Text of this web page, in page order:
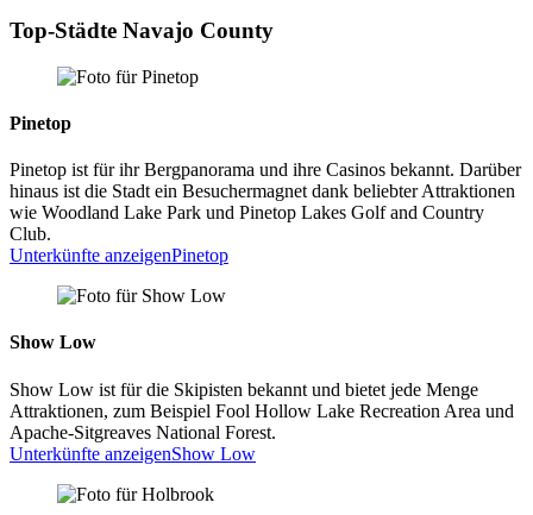
Top-Städte Navajo County
Pinetop
Pinetop ist für ihr Bergpanorama und ihre Casinos bekannt. Darüber
hinaus ist die Stadt ein Besuchermagnet dank beliebter Attraktionen
wie Woodland Lake Park und Pinetop Lakes Golf and Country
Club.
Unterkünfte anzeigenPinetop
Show Low
Show Low ist für die Skipisten bekannt und bietet jede Menge
Attraktionen, zum Beispiel Fool Hollow Lake Recreation Area und
Apache-Sitgreaves National Forest.
Unterkünfte anzeigenShow Low